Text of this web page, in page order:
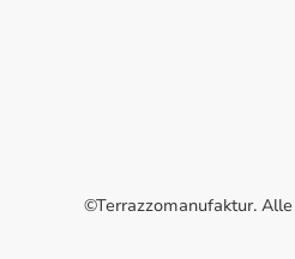
©Terrazzomanufaktur.